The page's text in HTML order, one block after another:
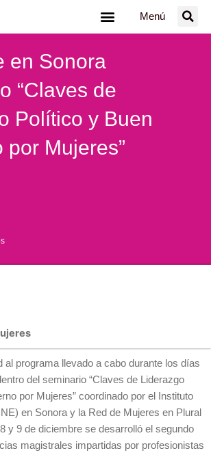
Menú
en Sonora
“Claves de
Político y Buen
por Mujeres”
al programa llevado a cabo durante los días
del seminario “Claves de Liderazgo
por Mujeres” coordinado por el Instituto
en Sonora y la Red de Mujeres en Plural
y 9 de diciembre se desarrolló el segundo
magistrales impartidas por profesionistas